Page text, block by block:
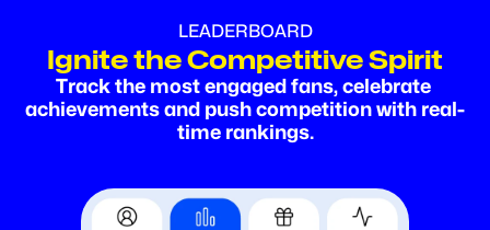
LEADERBOARD
Ignite the Competitive Spirit
Track the most engaged fans, celebrate
achievements and push competition with real-
time rankings.